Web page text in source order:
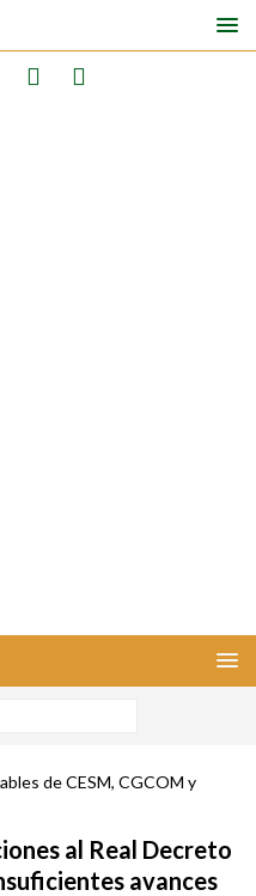
al Real Decreto
avances